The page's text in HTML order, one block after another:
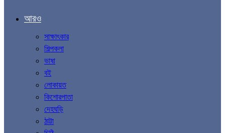
আরও
সাক্ষাৎকার
শিল্পকলা
ভাষা
বই
লোকায়ত
কিশোরপাতা
দেহঘড়ি
ঠাট্টা